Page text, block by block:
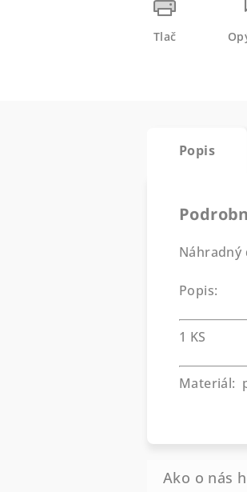
Tlač
Popis
Náhradný
Popis:
1 KS
Materiál: